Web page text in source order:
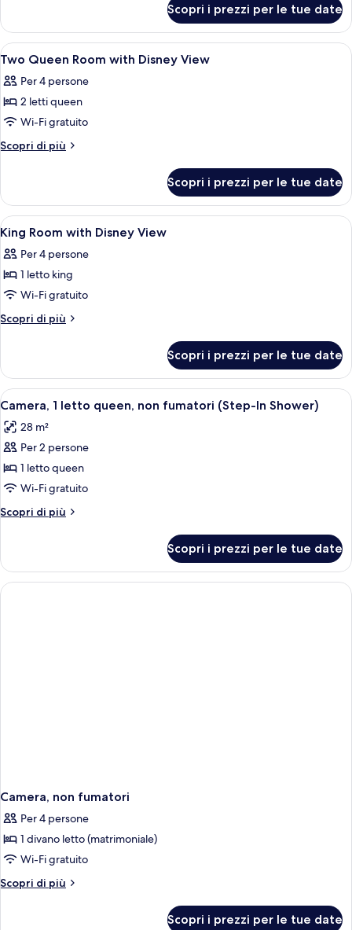
non
fumatori
1
letto
king,
fumatori
Scopri i prezzi per le tue date
Apri
tutte
le
foto
per
Two
with
Disney
View
Una camera d'albergo con due letti,
1
Two Queen Room with Disney View
Per 4 persone
2 letti queen
Wi-Fi gratuito
Scopri di più
Altri
Queen
Room
with
Disney
View
Scopri i prezzi per le tue date
Apri
tutte
le
foto
per
King
Disney
View
Una camera d'albergo con un letto,
1
King Room with Disney View
Per 4 persone
1 letto king
Wi-Fi gratuito
Scopri di più
Altri
Room
with
Disney
Scopri i prezzi per le tue date
Apri
tutte
le
foto
per
Camera,
1
letto
non
fumatori
(Step-
Una camera d'albergo con un letto
4
Camera, 1 letto queen, non fumatori (Step-In Shower)
28 m²
Per 2 persone
1 letto queen
Wi-Fi gratuito
Scopri di più
Altri
1
letto
queen,
Scopri i prezzi per le tue date
Camera, non fumatori
Per 4 persone
1 divano letto (matrimoniale)
Wi-Fi gratuito
Scopri di più
Altri
Scopri i prezzi per le tue date